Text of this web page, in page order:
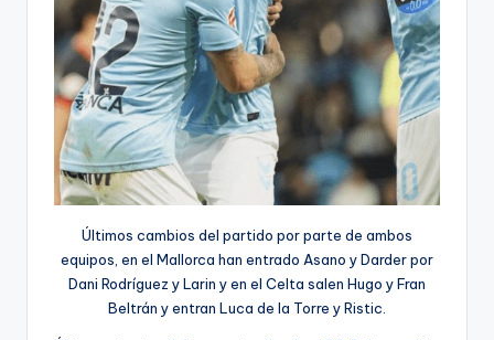
Últimos cambios del partido por parte de ambos
equipos, en el Mallorca han entrado Asano y Darder por
Dani Rodríguez y Larin y en el Celta salen Hugo y Fran
Beltrán y entran Luca de la Torre y Ristic.